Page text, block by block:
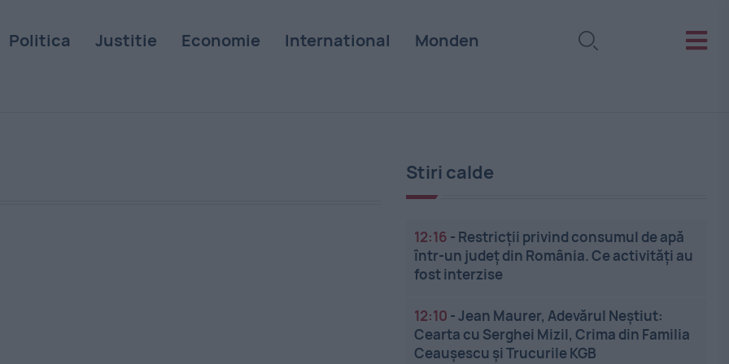
Politica Justitie Economie International Monden
Stiri calde
12:16 - Restricții privind consumul de apă
într-un județ din România. Ce activități au
fost interzise
12:10 -Jean Maurer, Adevărul Neștiut:
Cearta cu Serghei Mizil, Crima din Familia
Ceaușescu și Trucurile KGB